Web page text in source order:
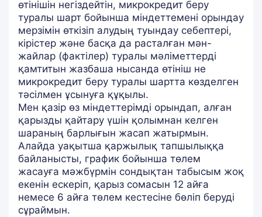
өтінішін негіздейтін, микрокредит беру
туралы шарт бойынша міндеттемені орындау
мерзімін өткізіп алудың туындау себептері,
кірістер және басқа да расталған мән-
жайлар (фактілер) туралы мәліметтерді
қамтитын жазбаша нысанда өтініш не
микрокредит беру туралы шартта көзделген
тәсілмен ұсынуға құқылы.
Мен қазір өз міндеттерімді орындап, алған
қарызды қайтару үшін қолымнан келген
шараның барлығын жасап жатырмын.
Алайда уақытша қаржылық тапшылыққа
байланысты, график бойынша төлем
жасауға мәжбүрмін сондықтан табысым жоқ
екенін ескеріп, қарыз сомасын 12 айға
немесе 6 айға төлем кестесіне бөліп беруді
сұраймын.